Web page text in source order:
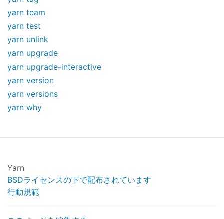
yarn team
yarn test
yarn unlink
yarn upgrade
yarn upgrade-interactive
yarn version
yarn versions
yarn why
Yarn
BSDライセンスの下で配布されています
行動規範